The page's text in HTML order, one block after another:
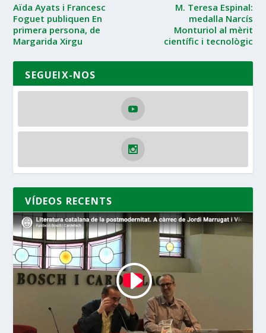
Aïda Ayats i Francesc
Foguet publiquen En
primera persona, de
Margarida Xirgu
M. Teresa Espinal:
medalla Narcís
Monturiol al mèrit
científic i tecnològic
SEGUEIX-NOS
VÍDEOS RECENTS